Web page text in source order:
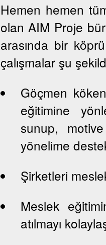
Hemen hemen
olan AIM Proje
arasında bir
çalışmalar şu
Göçmen
eğitimine
sunup,
yönelime
Şirketleri
Meslek
atılmayı